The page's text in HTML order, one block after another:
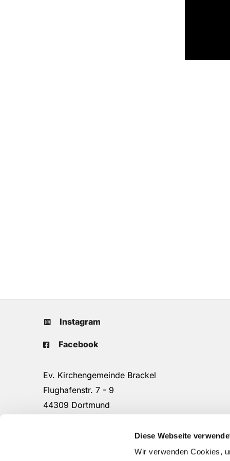
Diese Webseite
Wir verwenden Cookies,
Instagram
Facebook
Ev. Kirchengemeinde Brackel
Flughafenstr. 7 - 9
44309 Dortmund
do-kg.brackel-gemeindebuero@ekkdo.de